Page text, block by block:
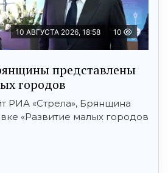
10 АВГУСТА 2026, 18:58 10
представлены
городов
РИА «Стрела», Брянщина
«Развитие малых городов